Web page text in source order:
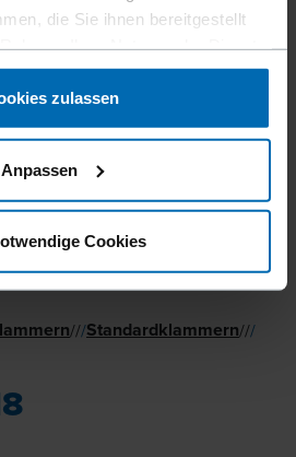
die Sie ihnen bereitgestellt
zulassen
Anpassen
Cookies
///Standard­klammern///